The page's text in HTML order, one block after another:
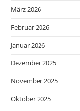
März 2026
Februar 2026
Januar 2026
Dezember 2025
November 2025
Oktober 2025